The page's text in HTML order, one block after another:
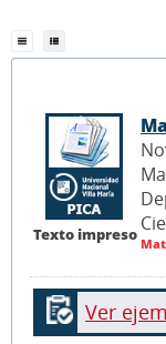
Texto impreso
Ver